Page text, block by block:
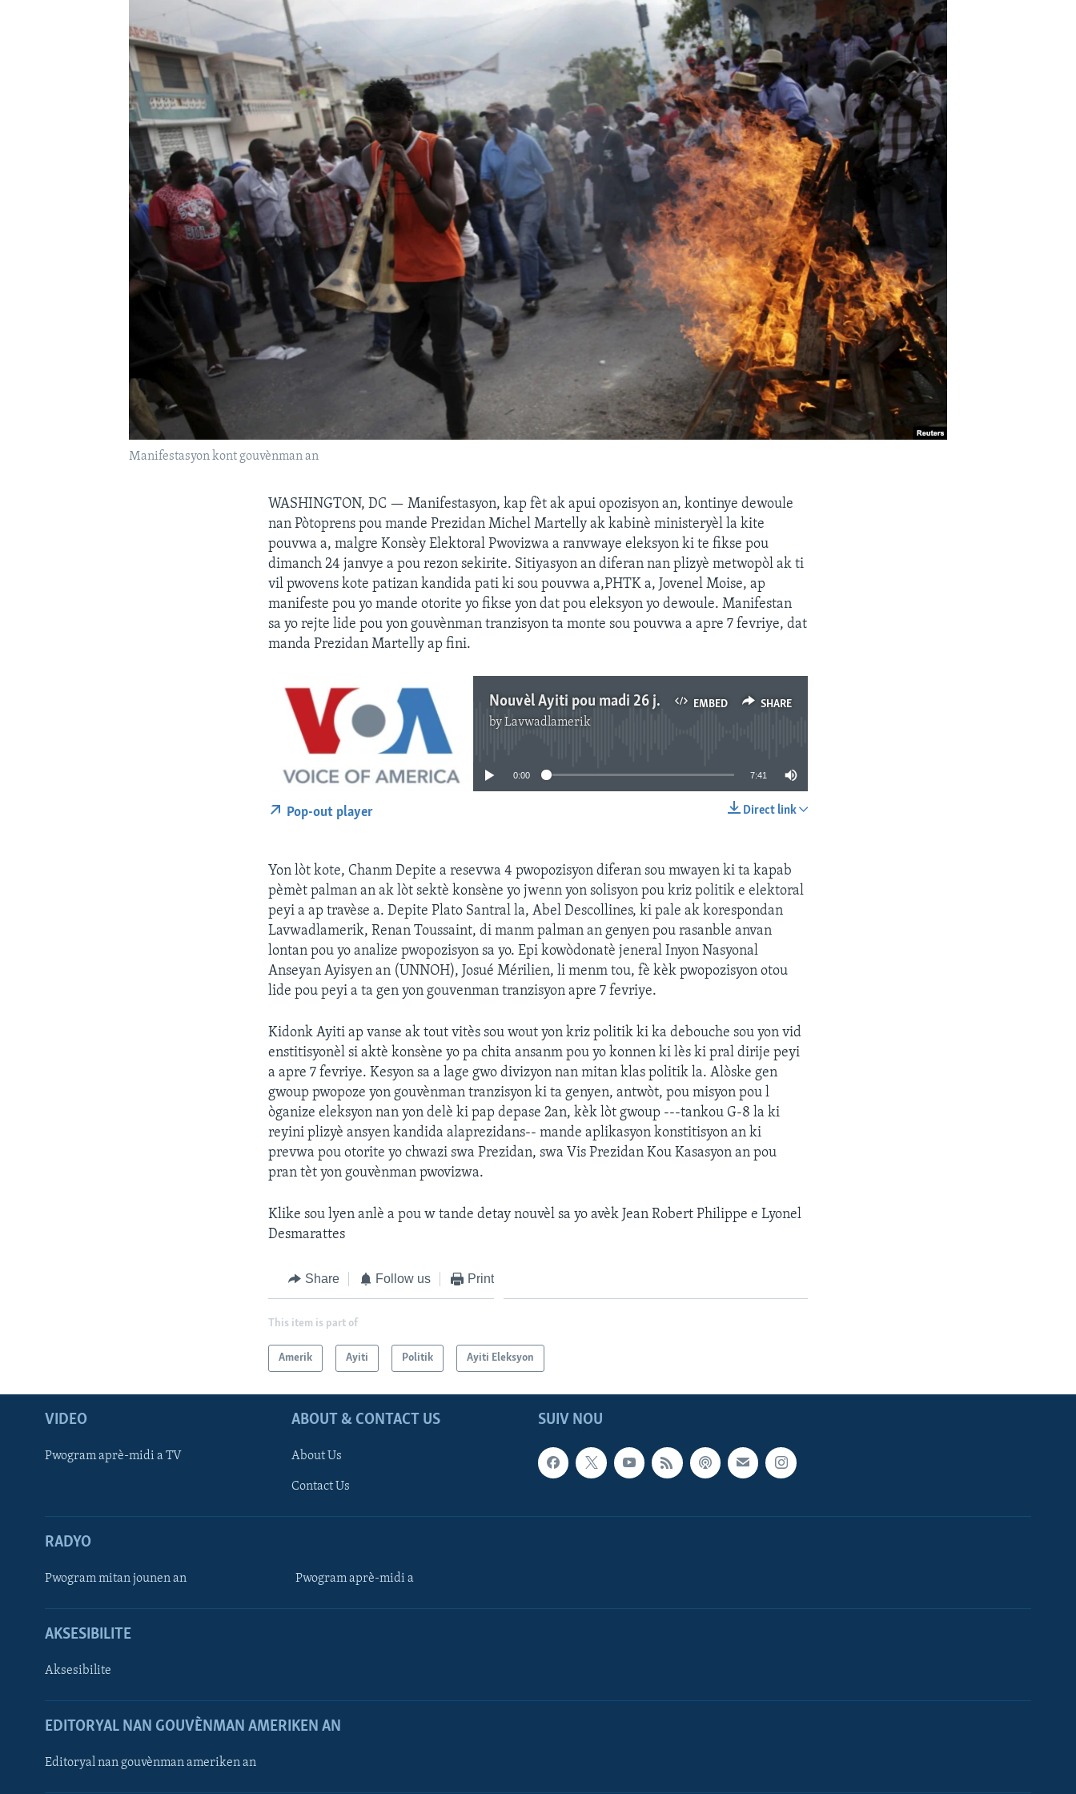
Manifestasyon kont gouvènman an
WASHINGTON, DC —Manifestasyon, kap fèt ak apui opozisyon an, kontinye dewoule
nan Pòtoprens pou mande Prezidan Michel Martelly ak kabinè ministeryèl la kite
pouvwa a, malgre Konsèy Elektoral Pwovizwa a ranvwaye eleksyon ki te fikse pou
dimanch 24 janvye a pou rezon sekirite. Sitiyasyon an diferan nan plizyè metwopòl ak ti
vil pwovens kote patizan kandida pati ki sou pouvwa a,PHTK a, Jovenel Moise, ap
manifeste pou yo mande otorite yo fikse yon dat pou eleksyon yo dewoule. Manifestan
sa yo rejte lide pou yon gouvènman tranzisyon ta monte sou pouvwa a apre 7 fevriye, dat
manda Prezidan Martelly ap fini.
EMBED SHARE
Nouvèl Ayiti pou madi 26 janvye 2016 la
byLavwadlamerik
No media source currently available
0:00 7:41
Direct link
Pop-out player
Yon lòt kote, Chanm Depite a resevwa 4 pwopozisyon diferan sou mwayen ki ta kapab
pèmèt palman an ak lòt sektè konsène yo jwenn yon solisyon pou kriz politik e elektoral
peyi a ap travèse a. Depite Plato Santral la, Abel Descollines, ki pale ak korespondan
Lavwadlamerik, Renan Toussaint, di manm palman an genyen pou rasanble anvan
lontan pou yo analize pwopozisyon sa yo. Epi kowòdonatè jeneral Inyon Nasyonal
Anseyan Ayisyen an (UNNOH), Josué Mérilien, li menm tou, fè kèk pwopozisyon otou
lide pou peyi a ta gen yon gouvenman tranzisyon apre 7 fevriye.
Kidonk Ayiti ap vanse ak tout vitès sou wout yon kriz politik ki ka debouche sou yon vid
enstitisyonèl si aktè konsène yo pa chita ansanm pou yo konnen ki lès ki pral dirije peyi
a apre 7 fevriye. Kesyon sa a lage gwo divizyon nan mitan klas politik la. Alòske gen
gwoup pwopoze yon gouvènman tranzisyon ki ta genyen, antwòt, pou misyon pou l
òganize eleksyon nan yon delè ki pap depase 2an, kèk lòt gwoup ---tankou G-8 la ki
reyini plizyè ansyen kandida alaprezidans-- mande aplikasyon konstitisyon an ki
prevwa pou otorite yo chwazi swa Prezidan, swa Vis Prezidan Kou Kasasyon an pou
pran tèt yon gouvènman pwovizwa.
Klike sou lyen anlè a pou w tande detay nouvèl sa yo avèk Jean Robert Philippe e Lyonel
Desmarattes
Share Follow us Print
This item is part of
Amerik Ayiti Politik Ayiti Eleksyon
SUIV NOU
VIDEO
Pwogram aprè-midi a TV
ABOUT & CONTACT US
About Us
Contact Us
RADYO
Pwogram mitan jounen an Pwogram aprè-midi a
AKSESIBILITE
Aksesibilite
EDITORYAL NAN GOUVÈNMAN AMERIKEN AN
Editoryal nan gouvènman ameriken an